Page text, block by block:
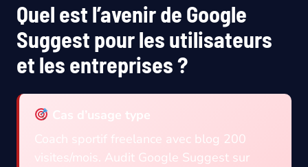
Quel est l’avenir de Google
Suggest pour les utilisateurs
et les entreprises ?
Cas d’usage type
Coach sportif freelance avec blog 200
visites/mois. Audit Google Suggest sur